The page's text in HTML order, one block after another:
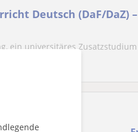
Deutsch (DaF/DaZ) –
ein universitäres